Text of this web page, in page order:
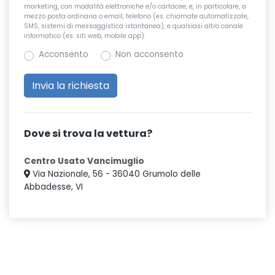
marketing, con modalità elettroniche e/o cartacee, e, in particolare, a
mezzo posta ordinaria o email, telefono (es. chiamate automatizzate,
SMS, sistemi di messaggistica istantanea), e qualsiasi altro canale
informatico (es. siti web, mobile app).
Acconsento Non acconsento
Dove si trova la vettura?
Centro Usato Vancimuglio
Via Nazionale, 56 - 36040 Grumolo delle
Abbadesse, VI